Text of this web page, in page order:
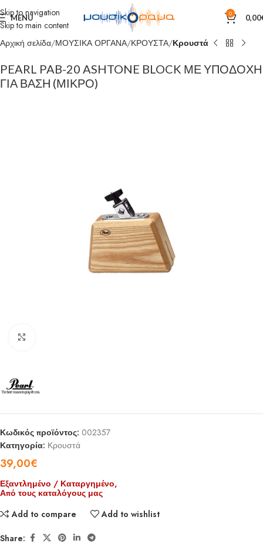
Skip to navigation
Skip to main content
MENU 0 0,00
Αρχική σελίδα ΜΟΥΣΙΚΑ ΟΡΓΑΝΑ ΚΡΟΥΣΤΑ Κρουστά
PEARL PAB-20 ASHTONE BLOCK ΜΕ ΥΠΟΔΟΧΗ
ΓΙΑ ΒΑΣΗ (ΜΙΚΡΟ)
Κωδικός προϊόντος: 002357
Κατηγορία: Κρουστά
39,00€
Εξαντλημένο / Καταργημένο,
Από τους καταλόγους μας
Add to compare
Add to wishlist
Share: